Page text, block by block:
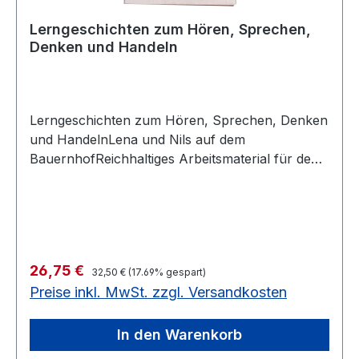
Lerngeschichten zum Hören, Sprechen,
Denken und Handeln
Lerngeschichten zum Hören, Sprechen, Denken
und HandelnLena und Nils auf dem
BauernhofReichhaltiges Arbeitsmaterial für den
mit vielfältigem Zusatzmaterial altersgerechte
Sachinformationen, regen zum eigenständigen
Geschichten knüpfen an die Alltagserfahrungen
der Kinder an und greifen immer wieder Themen
Verkaufspreis:
26,75 € Regulärer Preis:
32,50 € (17.69% gespart)
Preise inkl. MwSt. zzgl. Versandkosten
In den Warenkorb